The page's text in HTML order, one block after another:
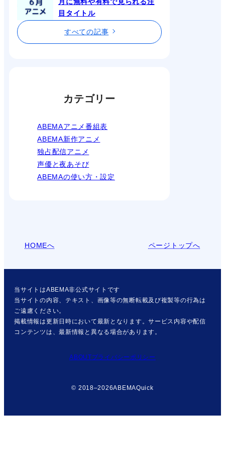
月に無料や有料で見られる注
目タイトル
すべての記事
カテゴリー
ABEMAアニメ番組表
ABEMA新作アニメ
独占配信アニメ
声優と夜あそび
ABEMAの使い方・設定
HOMEへ ページトップへ
当サイトはABEMA非公式サイトです
当サイトの内容、テキスト、画像等の無断転載及び複製等の行為は
ご遠慮ください。
掲載情報は更新日時において最新となります。サービス内容や配信
コンテンツは、最新情報と異なる場合があります。
ABOUTプライバシーポリシー
© 2018–2026ABEMAQuick